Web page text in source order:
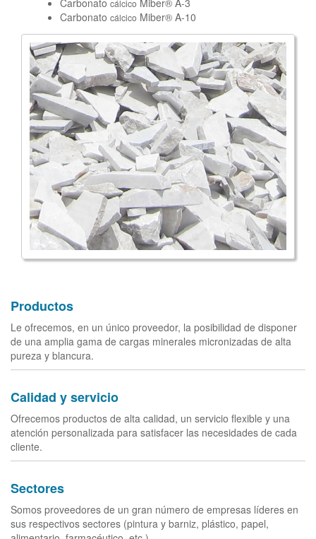
cálcico
Carbonato cálcico Miber® A-10
Productos
Le ofrecemos, en un único proveedor, la posibilidad de disponer
de una amplia gama de cargas minerales micronizadas de alta
pureza y blancura.
Calidad y servicio
Ofrecemos productos de alta calidad, un servicio flexible y una
atención personalizada para satisfacer las necesidades de cada
cliente.
Sectores
Somos proveedores de un gran número de empresas líderes en
sus respectivos sectores (pintura y barniz, plástico, papel,